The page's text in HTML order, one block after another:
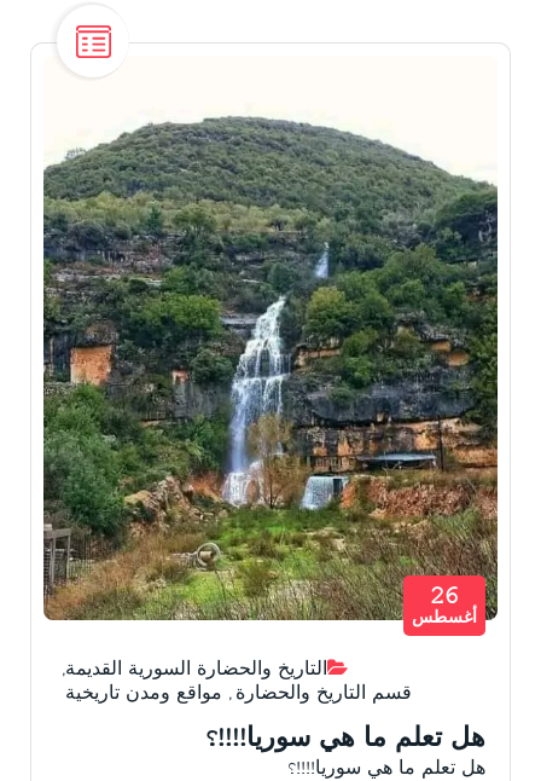
التاريخ والحضارة السورية القديمة,
قسم التاريخ والحضارة , مواقع ومدن تاريخية
26
أغسطس
هل تعلم ما هي سوريا!!!!؟
هل تعلم ما هي سوريا!!!!؟